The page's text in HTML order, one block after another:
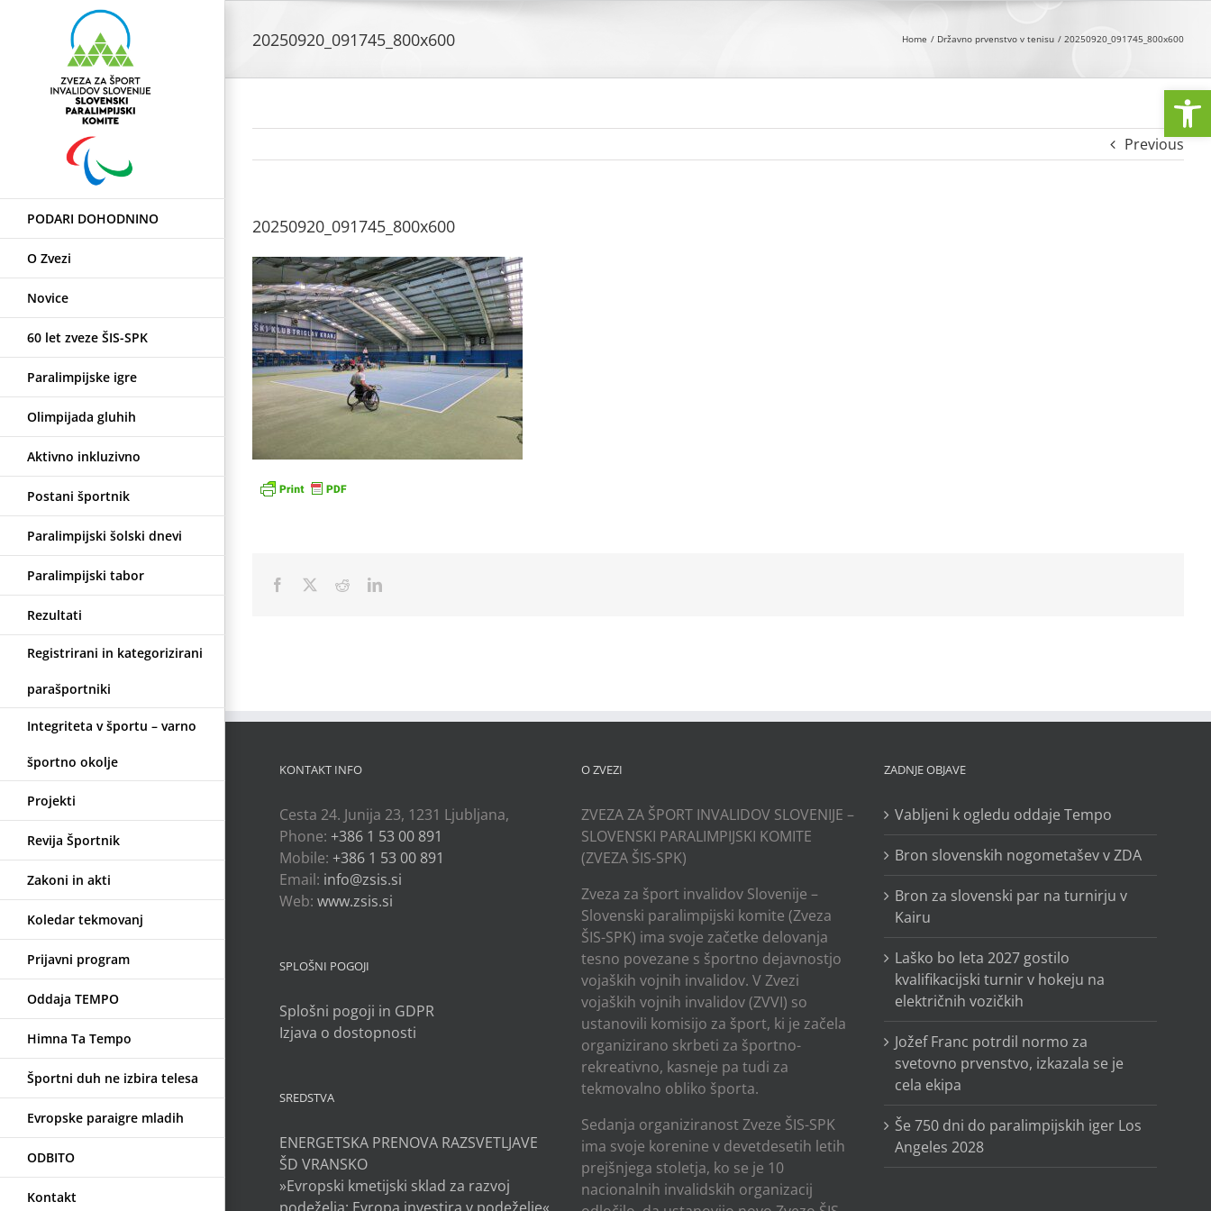
PODARI DOHODNINO
O Zvezi
Novice
60 let zveze ŠIS-SPK
Paralimpijske igre
Olimpijada gluhih
Aktivno inkluzivno
Postani športnik
Paralimpijski šolski dnevi
Paralimpijski tabor
Rezultati
Registrirani in kategorizirani
parašportniki
Integriteta v športu – varno
športno okolje
Projekti
Revija Športnik
Zakoni in akti
Koledar tekmovanj
Prijavni program
Oddaja TEMPO
Himna Ta Tempo
Športni duh ne izbira telesa
Evropske paraigre mladih
ODBITO
Kontakt
20250920_091745_800x600 Home Državno prvenstvo v tenisu 20250920_091745_800x600
Previous
20250920_091745_800x600
Facebook RedditLinkedIn
KONTAKT INFO
Cesta 24. Junija 23, 1231 Ljubljana,
Phone: +386 1 53 00 891
Mobile: +386 1 53 00 891
Email: info@zsis.si
Web: www.zsis.si
SPLOŠNI POGOJI
Splošni pogoji in GDPR
Izjava o dostopnosti
SREDSTVA
ENERGETSKA PRENOVA RAZSVETLJAVE
ŠD VRANSKO
»Evropski kmetijski sklad za razvoj
O ZVEZI
ZVEZA ZA ŠPORT INVALIDOV SLOVENIJE –
SLOVENSKI PARALIMPIJSKI KOMITE
(ZVEZA ŠIS-SPK)
Zveza za šport invalidov Slovenije –
Slovenski paralimpijski komite (Zveza
ŠIS-SPK) ima svoje začetke delovanja
tesno povezane s športno dejavnostjo
vojaških vojnih invalidov. V Zvezi
vojaških vojnih invalidov (ZVVI) so
ustanovili komisijo za šport, ki je začela
organizirano skrbeti za športno-
rekreativno, kasneje pa tudi za
tekmovalno obliko športa.
Sedanja organiziranost Zveze ŠIS-SPK
ima svoje korenine v devetdesetih letih
prejšnjega stoletja, ko se je 10
nacionalnih invalidskih organizacij
ZADNJE OBJAVE
Vabljeni k ogledu oddaje Tempo
Bron slovenskih nogometašev v ZDA
Bron za slovenski par na turnirju v
Kairu
Laško bo leta 2027 gostilo
kvalifikacijski turnir v hokeju na
električnih vozičkih
Jožef Franc potrdil normo za
svetovno prvenstvo, izkazala se je
cela ekipa
Še 750 dni do paralimpijskih iger Los
Angeles 2028